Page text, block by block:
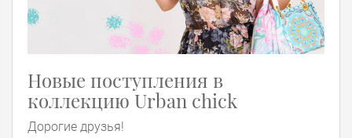
Новые поступления в
коллекцию Urban chick
Дорогие друзья!